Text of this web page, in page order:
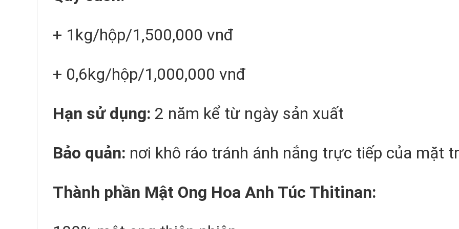
+ 1kg/hộp/1,500,000 vnđ
+ 0,6kg/hộp/1,000,000 vnđ
Hạn sử dụng: 2 năm kể từ ngày sản xuất
Bảo quản: nơi khô ráo tránh ánh nắng trực tiếp của mặt
Thành phần Mật Ong Hoa Anh Túc Thitinan: